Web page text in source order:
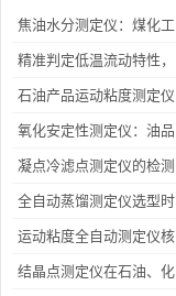
焦油水分测定仪：煤化工
生产提质降耗的检测支撑
精准判定低温流动特性，
凝点倾点测定仪助力油品
质量检测
石油产品运动粘度测定仪
的技术原理与行业应用
氧化安定性测定仪：油品
寿命的“时间加速器”
凝点冷滤点测定仪的检测
误差来源与控制
全自动蒸馏测定仪选型时
需重点关注哪些参数？
运动粘度全自动测定仪核
心原理
结晶点测定仪在石油、化